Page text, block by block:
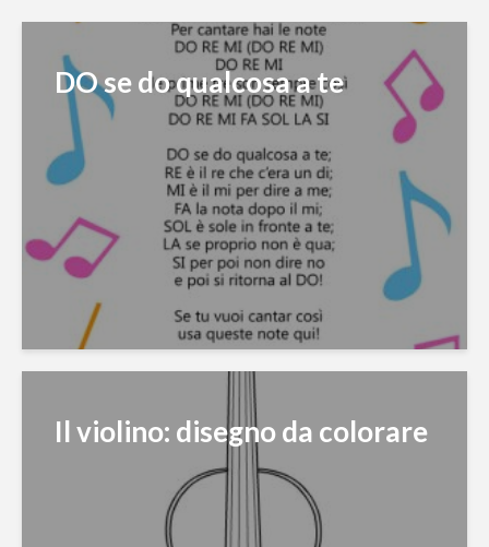
DO se do qualcosa a te
Il violino: disegno da colorare